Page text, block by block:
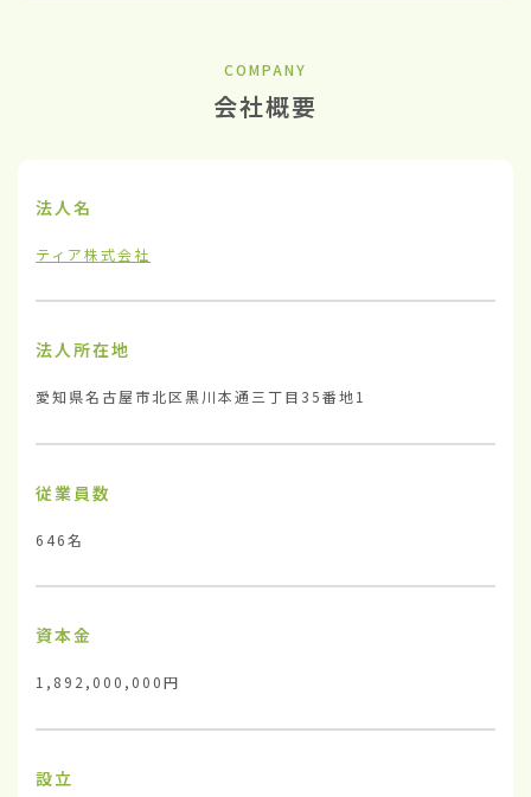
COMPANY
会社概要
法人名
ティア株式会社
法人所在地
愛知県名古屋市北区黒川本通三丁目35番地1
従業員数
646名
資本金
1,892,000,000円
設立